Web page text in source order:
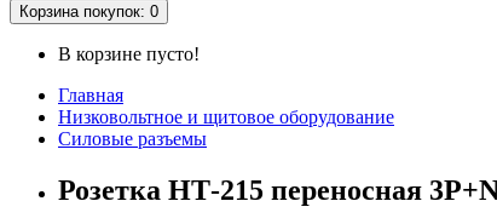
Корзина покупок: 0
В корзине пусто!
Главная
Низковольтное и щитовое оборудование
Силовые разъемы
Розетка НТ-215 переносная